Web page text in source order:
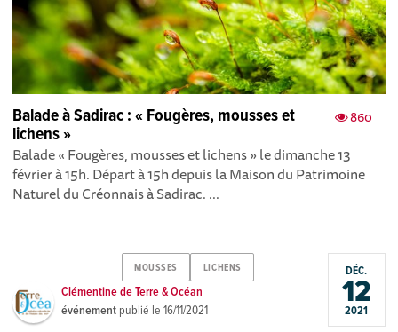
860
Balade à Sadirac : « Fougères, mousses et
lichens »
Balade « Fougères, mousses et lichens » le dimanche 13
février à 15h. Départ à 15h depuis la Maison du Patrimoine
Naturel du Créonnais à Sadirac. ...
MOUSSES LICHENS
Clémentine de Terre & Océan
événement publié le16/11/2021
DÉC.
12
2021